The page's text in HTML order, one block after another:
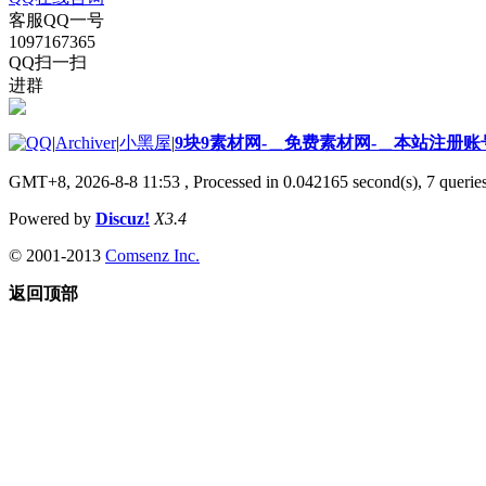
客服QQ一号
1097167365
QQ扫一扫
进群
|Archiver|小黑屋|9块9素材网-＿免费素材网-＿本站注册账
GMT+8, 2026-8-8 11:53 , Processed in 0.042165 second(s), 7
Powered by Discuz! X3.4
© 2001-2013 Comsenz Inc.
返回顶部